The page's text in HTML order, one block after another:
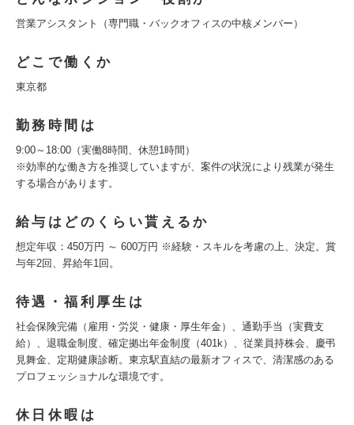
営業アシスタント（専門職・バックオフィスの中核メンバー）
どこで働くか
東京都
勤務時間は
9:00～18:00（実働8時間、休憩1時間）
※効率的な働き方を推奨していますが、案件の状況により残業が発生
する場合があります。
給与はどのくらい貰えるか
想定年収：450万円 ～ 600万円 ※経験・スキルを考慮の上、決定。賞
与年2回、昇給年1回。
待遇・福利厚生は
社会保険完備（雇用・労災・健康・厚生年金）、通勤手当（実費支
給）、退職金制度、確定拠出年金制度（401k）、従業員持株会、慶弔
見舞金、定期健康診断。東京駅直結の最新オフィスで、清潔感のある
プロフェッショナルな環境です。
休日休暇は